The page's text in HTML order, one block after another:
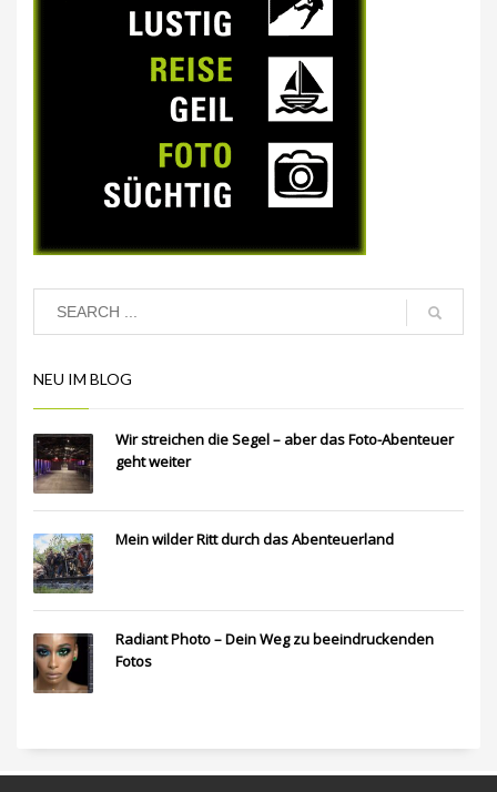
NEU IM BLOG
Wir streichen die Segel – aber das Foto-Abenteuer
geht weiter
Mein wilder Ritt durch das Abenteuerland
Radiant Photo – Dein Weg zu beeindruckenden
Fotos